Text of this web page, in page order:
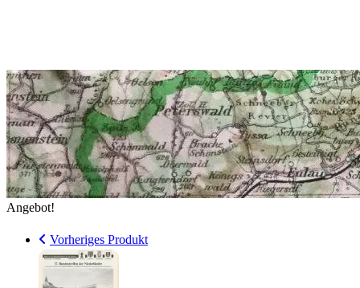
Angebot!
Vorheriges Produkt